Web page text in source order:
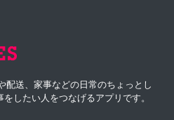
配送、家事などの日常のちょっとし
したい人をつなげるアプリです。